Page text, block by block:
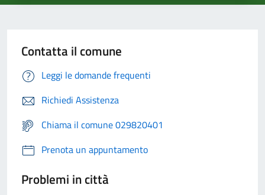
Contatta il comune
Leggi le domande frequenti
Richiedi Assistenza
Chiama il comune 029820401
Prenota un appuntamento
Problemi in città